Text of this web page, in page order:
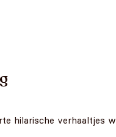
hilarische verhaaltjes